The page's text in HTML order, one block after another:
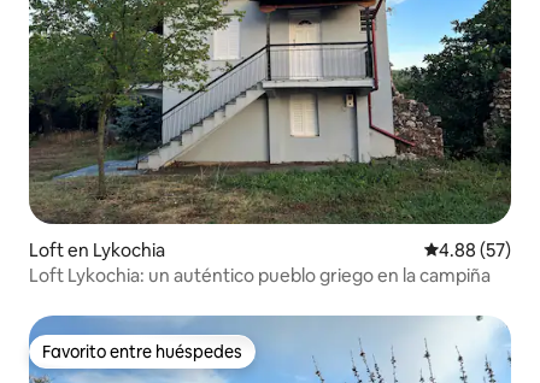
Loft en Lykochia Calificación
4.88 (57)
Loft Lykochia: un auténtico pueblo griego en la campiña
Favorito entre huéspedes
Favorito entre huéspedes